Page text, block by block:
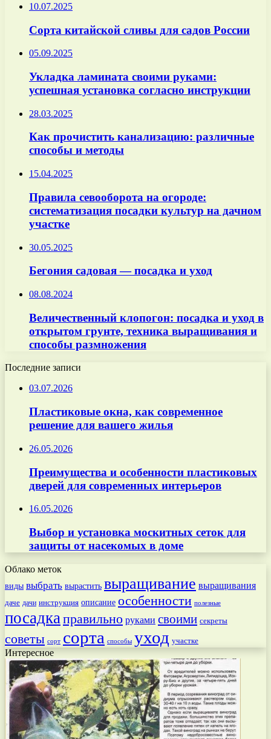
10.07.2025
Сорта китайской сливы для садов России
05.09.2025
Укладка ламината своими руками:
успешная установка согласно инструкции
28.03.2025
Как прочистить канализацию: различные
способы и методы
15.04.2025
Правила севооборота на огороде:
систематизация посадки культур на дачном
участке
30.05.2025
Бегония садовая — посадка и уход
08.08.2024
Величественный клопогон: посадка и уход в
открытом грунте, техника выращивания и
способы размножения
Последние записи
03.07.2026
Пластиковые окна, как современное
решение для вашего жилья
26.05.2026
Преимущества и особенности пластиковых
дверей для современных интерьеров
16.05.2026
Выбор и установка москитных сеток для
защиты от насекомых в доме
Облако меток
виды выбрать вырастить выращивание выращивания
даче дачи инструкция описание особенности полезные
посадка правильно руками своими секреты
советы сорт сорта способы уход участке
Интересное